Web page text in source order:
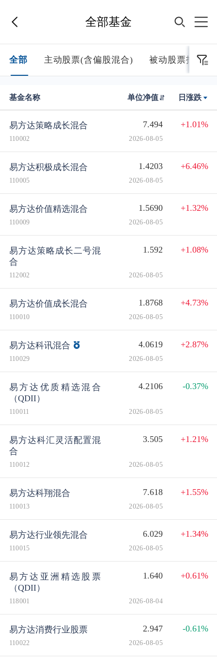
全部基金
首页
基金经理
基金产品
个人养老金
投资顾问
关于我们
我的账户
客服中心
English
全部 主动股票(含偏股混合) 被动股票指数
基金名称 单位净值 日涨跌
易方达策略成长混合 7.494 +1.01%
110002 2026-08-05
易方达积极成长混合 1.4203 +6.46%
110005 2026-08-05
易方达价值精选混合 1.5690 +1.32%
110009 2026-08-05
易方达策略成长二号混
合
1.592 +1.08%
112002 2026-08-05
易方达价值成长混合 1.8768 +4.73%
110010 2026-08-05
易方达科讯混合 4.0619 +2.87%
110029 2026-08-05
易方达优质精选混合
（QDII）
4.2106 -0.37%
110011 2026-08-05
易方达科汇灵活配置混
合
3.505 +1.21%
110012 2026-08-05
易方达科翔混合 7.618 +1.55%
110013 2026-08-05
易方达行业领先混合 6.029 +1.34%
110015 2026-08-05
易方达亚洲精选股票
（QDII）
1.640 +0.61%
118001 2026-08-04
易方达消费行业股票 2.947 -0.61%
110022 2026-08-05